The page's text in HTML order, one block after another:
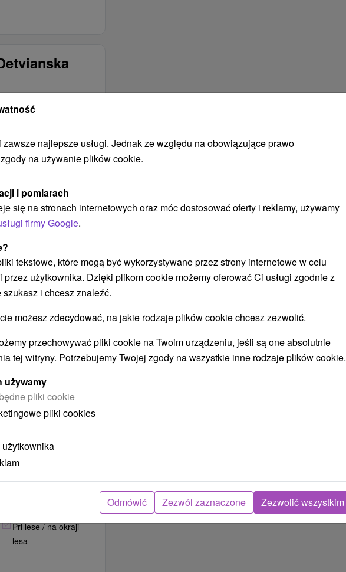
ZAKWATEROWANIE
JEST
Pre turistov
Pre náročných
Pre rodiny s deťmi
ZAKWATEROWANIE
JEST
ODPOWIEDNIE DLA
Na letnú dovolenku
Na zimnú dovolenku
Aktívna dovolenka
Víkendové pobyty
Na leto 2022
Na jarné prázdniny
Na lyžovačku
LOKALIZACJA
Na okraji obce /
mesta
POPRAW
Pri lese / na okraji
lesa
najlepsze usługi. Jednak ze względu na obowiązujące prawo
na używanie plików cookie.
i pomiarach
się na stronach internetowych oraz móc dostosować oferty i reklamy, używamy
firmy Google.
tekstowe, które mogą być wykorzystywane przez strony internetowe w celu
przez użytkownika. Dzięki plikom cookie możemy oferować Ci usługi zgodnie z
i chcesz znaleźć.
możesz zdecydować, na jakie rodzaje plików cookie chcesz zezwolić.
przechowywać pliki cookie na Twoim urządzeniu, jeśli są one absolutnie
tej witryny. Potrzebujemy Twojej zgody na wszystkie inne rodzaje plików cookie.
używamy
pliki cookie
pliki cookies
Odmówić Zezwól zaznaczone Zezwolić wszystkim